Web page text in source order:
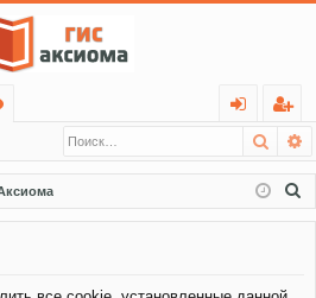
д
ег
ис
тр
ия